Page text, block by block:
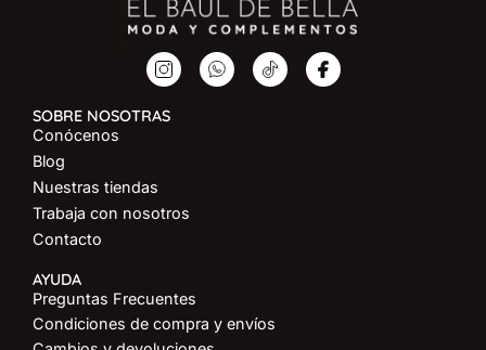
SOBRE NOSOTRAS
Conócenos
Blog
Nuestras tiendas
Trabaja con nosotros
Contacto
AYUDA
Preguntas Frecuentes
Condiciones de compra y envíos